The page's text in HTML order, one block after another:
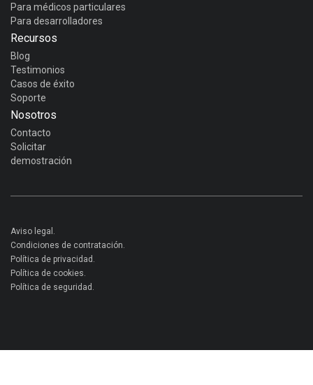
Para médicos particulares
Para desarrolladores
Recursos
Blog
Testimonios
Casos de éxito
Soporte
Nosotros
Contacto
Solicitar
demostración
Aviso legal.
Condiciones de contratación.
Política de privacidad.
Política de cookies.
Política de seguridad.